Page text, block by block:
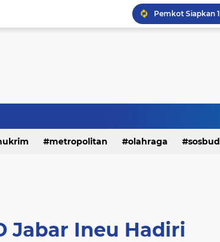
metropolitan olahraga sosbud
Jabar Ineu Hadiri